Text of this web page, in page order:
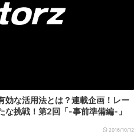
効な活用法とは？連載企画！レー
な挑戦！第2回「-事前準備編-」
2016/10/12